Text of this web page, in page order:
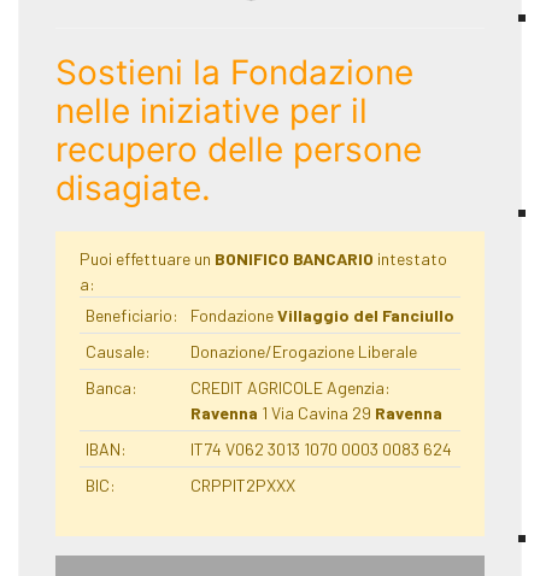
Sostieni la Fondazione
nelle iniziative per il
recupero delle persone
disagiate.
Puoi effettuare un BONIFICO BANCARIO intestato
a:
Beneficiario:
FondazioneVillaggio del Fanciullo
Causale:
Donazione/Erogazione Liberale
Banca:
CREDIT AGRICOLE Agenzia:
Ravenna 1 Via Cavina 29 Ravenna
IBAN:
IT74 V062 3013 1070 0003 0083 624
BIC:
CRPPIT2PXXX